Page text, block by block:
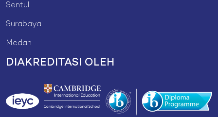
Sentul
Surabaya
Medan
DIAKREDITASI OLEH